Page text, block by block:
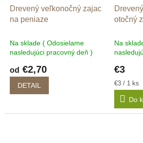
Drevený veľkonočný zajac
na peniaze
Na sklade ( Odosielame
nasledujúci pracovný deň )
od €2,70
DETAIL
otočný
Na
€3
Jednotková
cena:
€3 / 1 ks
Do